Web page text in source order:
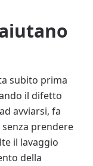
subito prima
il difetto
avviarsi, fa
prendere
il lavaggio
della